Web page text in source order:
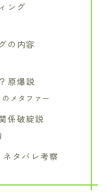
ング
の内容
原爆説
メタファー
係破綻説
タバレ考察